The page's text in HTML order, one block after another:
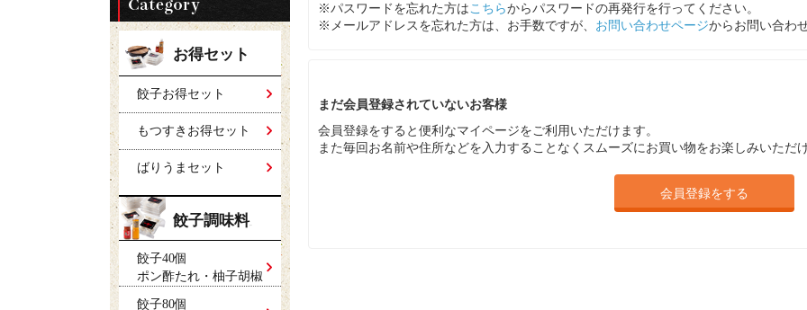
お得セット
餃子お得セット
もつすきお得セット
ばりうまセット
餃子調味料
餃子40個
ポン酢たれ・柚子胡椒
餃子80個
※パスワードを忘れた方はこちらからパスワードの再発行を行ってください。
※メールアドレスを忘れた方は、お手数ですが、 お問い合わせページからお問い合わ
まだ会員登録されていないお客様
会員登録をすると便利なマイページをご利用いただけます。
また毎回お名前や住所などを入力することなくスムーズにお買い物をお楽しみいただけ
会員登録をする